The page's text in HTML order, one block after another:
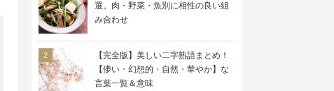
選。肉・野菜・魚別に相性の良い組
み合わせ
【完全版】美しい二字熟語まとめ！
【儚い・幻想的・自然・華やか】な
言葉一覧＆意味